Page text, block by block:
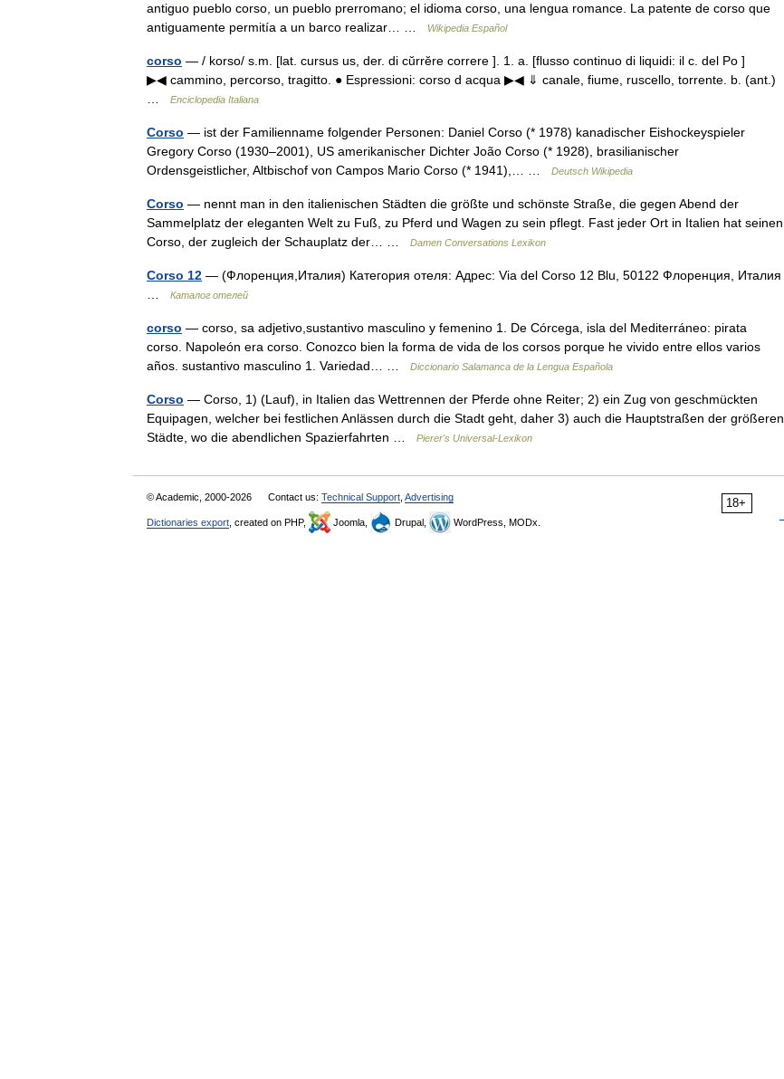
antiguo pueblo corso, un pueblo prerromano; el idioma corso, una lengua romance. La patente de corso que
antiguamente permitía a un barco realizar… …
Wikipedia Español
corso — / korso/ s.m. [lat. cursus us, der. di cŭrrĕre correre ]. 1. a. [flusso continuo di liquidi: il c. del Po ]
▶◀ cammino, percorso, tragitto. ● Espressioni: corso d acqua ▶◀ ⇓ canale, fiume, ruscello, torrente. b. (ant.)
Enciclopedia Italiana
Corso — ist der Familienname folgender Personen: Daniel Corso (* 1978) kanadischer Eishockeyspieler
Gregory Corso (1930–2001), US amerikanischer Dichter João Corso (* 1928), brasilianischer
Ordensgeistlicher, Altbischof von Campos Mario Corso (* 1941),… …
Deutsch Wikipedia
Corso — nennt man in den italienischen Städten die größte und schönste Straße, die gegen Abend der
Sammelplatz der eleganten Welt zu Fuß, zu Pferd und Wagen zu sein pflegt. Fast jeder Ort in Italien hat seinen
Corso, der zugleich der Schauplatz der… …
Damen Conversations Lexikon
Corso 12 — (Флоренция,Италия) Категория отеля: Адрес: Via del Corso 12 Blu, 50122 Флоренция, Италия
Каталог отелей
corso — corso, sa adjetivo,sustantivo masculino y femenino 1. De Córcega, isla del Mediterráneo: pirata
corso. Napoleón era corso. Conozco bien la forma de vida de los corsos porque he vivido entre ellos varios
años. sustantivo masculino 1. Variedad… …
Diccionario Salamanca de la Lengua Española
Corso — Corso, 1) (Lauf), in Italien das Wettrennen der Pferde ohne Reiter; 2) ein Zug von geschmückten
Equipagen, welcher bei festlichen Anlässen durch die Stadt geht, daher 3) auch die Hauptstraßen der größeren
Städte, wo die abendlichen Spazierfahrten …
Pierer's Universal-Lexikon
18+
© Academic, 2000-2026 Contact us: Technical Support Advertising
Dictionaries export , created on PHP, Joomla, Drupal, WordPress, MODx.